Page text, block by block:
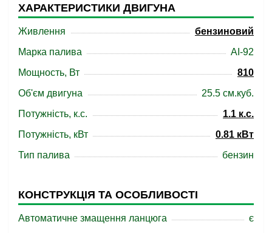
ХАРАКТЕРИСТИКИ ДВИГУНА
Живлення
бензиновий
Марка палива
АІ-92
Мощность, Вт
810
Об'єм двигуна
25.5 см.куб.
Потужність, к.с.
1.1 к.с.
Потужність, кВт
0.81 кВт
Тип палива
бензин
КОНСТРУКЦІЯ ТА ОСОБЛИВОСТІ
Автоматичне змащення ланцюга
є